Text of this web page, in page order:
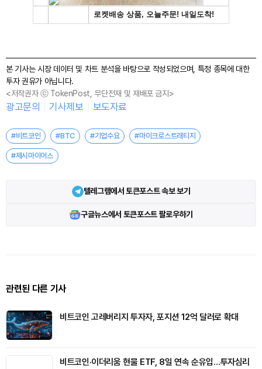
본 기사는 시장 데이터 및 차트 분석을 바탕으로 작성되었으며, 특정 종목에 대한
투자 권유가 아닙니다.
<저작권자 ⓒ TokenPost, 무단전재 및 재배포 금지>
광고문의 기사제보 보도자료
#비트코인 #BTC #기업수요 #마이크로스트래티지
#제시마이어스
텔레그램에서 토큰포스트 속보 보기
구글뉴스에서 토큰포스트 팔로우하기
관련된 다른 기사
비트코인 고레버리지 투자자, 포지션 12억 달러로 확대
비트코인·이더리움 현물 ETF, 8일 연속 순유입…투자심리